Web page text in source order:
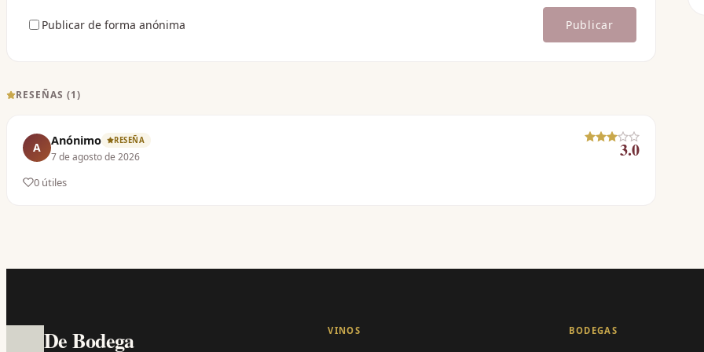
Publicar de forma anónima Publicar
RESEÑAS (1)
A Anónimo RESEÑA
7 de agosto de 2026 3.0
0 útiles
De Bodega VINOS BODEGAS